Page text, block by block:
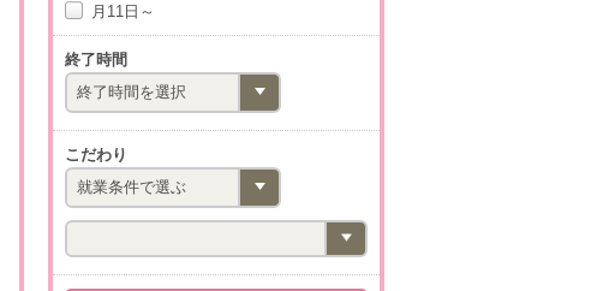
月11日～
終了時間
こだわり